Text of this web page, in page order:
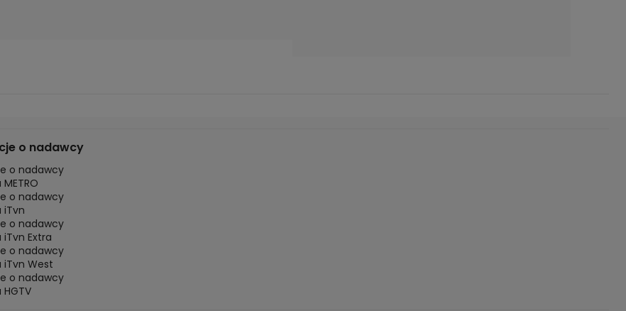
o nadawcy
o nadawcy
o nadawcy
iTvn
o nadawcy
Extra
o nadawcy
West
o nadawcy